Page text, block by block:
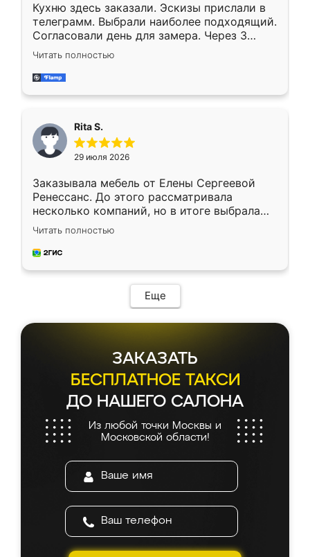
Кухню здесь заказали. Эскизы прислали в
телеграмм. Выбрали наиболее подходящий.
Согласовали день для замера. Через 3
недели кухня была уже готова. Остались
довольны работой. Спасибо Ренессанс
мебель за качественную работу!
Читать полностью
Rita S.
29 июля 2026
Заказывала мебель от Елены Сергеевой
Ренессанс. До этого рассматривала
несколько компаний, но в итоге выбрала
эту. Сначала обговорили условия, потом
приехал замерщик, всё спокойно объяснил
и снял размеры. Изготовили в срок, с
мебель сразу встала на свое место без
каких-либо доработок. Качеством осталась
довольна, все выглядит так, как и ожидала.
Читать полностью
Еще
ЗАКАЗАТЬ
БЕСПЛАТНОЕ ТАКСИ
ДО НАШЕГО САЛОНА
Из любой точки Москвы и
Московской области!